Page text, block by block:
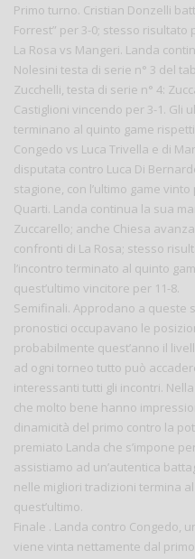
Primo turno. Cristian Donzelli
Forrest” per 3-0; stesso
La Rosa vs Mangeri. Landa
Nolesini testa di serie n° 3 del
Zucchelli, testa di serie n° 4:
Castiglioni vincendo per 3-1. Gli
terminano al quinto game
Congedo vs Luca Trivella e di
disputata contro Luca Di
stagione, con l’ultimo game
Quarti. Landa continua la sua
Zuccarello; anche Chiesa
confronti di La Rosa; stesso
l’incontro terminato al quinto
quest’ultimo vincitore per 11-8.
Semifinali. Approdano a queste
pronostici occupavano le
probabilmente quest’anno il
ad ogni torneo tutto può
interessanti tutti gli incontri.
che molto bene hanno
dinamicità del primo contro la
premiato Landa che s’impone
assistiamo ad un’autentica
nelle migliori tradizioni termina
quest’ultimo.
Finale . Landa contro Congedo,
viene vinta nettamente dal